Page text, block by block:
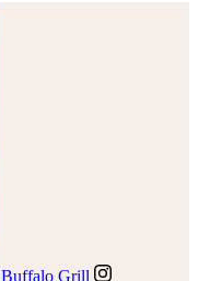
Buffalo Grill